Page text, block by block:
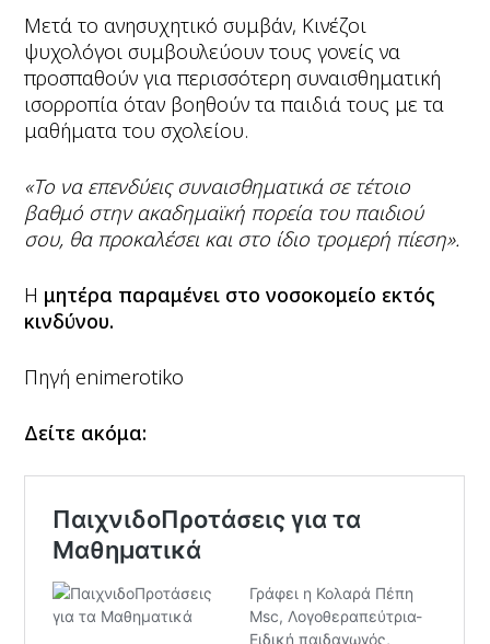
Μετά το ανησυχητικό συμβάν, Κινέζοι
ψυχολόγοι συμβουλεύουν τους γονείς να
προσπαθούν για περισσότερη συναισθηματική
ισορροπία όταν βοηθούν τα παιδιά τους με τα
μαθήματα του σχολείου.
«Το να επενδύεις συναισθηματικά σε τέτοιο
βαθμό στην ακαδημαϊκή πορεία του παιδιού
σου, θα προκαλέσει και στο ίδιο τρομερή πίεση».
Η μητέρα παραμένει στο νοσοκομείο εκτός
κινδύνου.
Πηγή enimerotiko
Δείτε ακόμα: